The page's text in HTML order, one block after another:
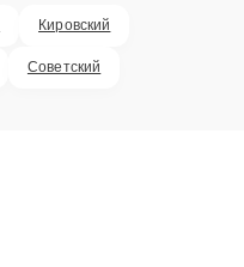
Кировский
Советский